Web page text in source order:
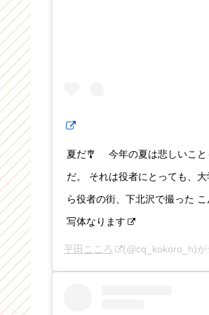
夏だ🎐 今年の夏は悲しいこと
だ。 それは役者にとっても、
ら役者の街、下北沢で撮った
写体なります
平田こころ (@cq_kokoro_h)